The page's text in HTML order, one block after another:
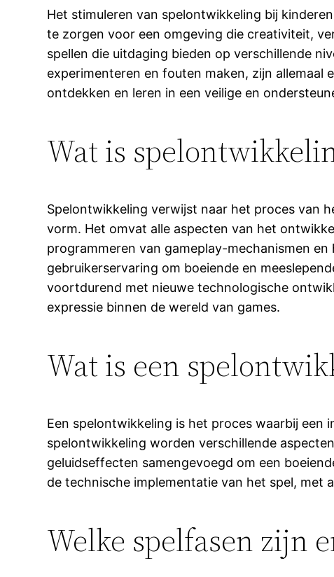
Het stimuleren van spelontwikkeling bij
te zorgen voor een omgeving die creativiteit,
spellen die uitdaging bieden op verschillende
experimenteren en fouten maken, zijn allemaal
ontdekken en leren in een veilige en
Wat is
Spelontwikkeling verwijst naar het proces van
vorm. Het omvat alle aspecten van het
programmeren van gameplay-mechanismen
gebruikerservaring om boeiende en
voortdurend met nieuwe technologische
expressie binnen de wereld van games.
Wat is een
Een spelontwikkeling is het proces waarbij een
spelontwikkeling worden verschillende
geluidseffecten samengevoegd om een
de technische implementatie van het spel, met
Welke spelfasen zijn